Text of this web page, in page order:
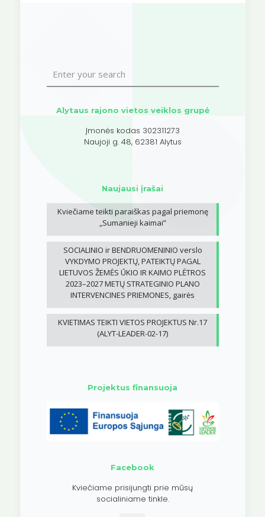
Alytaus rajono vietos veiklos grupė
Įmonės kodas 302311273
Naujoji g. 48, 62381 Alytus
Naujausi įrašai
Kviečiame teikti paraiškas pagal priemonę
„Sumanieji kaimai”
SOCIALINIO ir BENDRUOMENINIO verslo
VYKDYMO PROJEKTŲ, PATEIKTŲ PAGAL
LIETUVOS ŽEMĖS ŪKIO IR KAIMO PLĖTROS
2023–2027 METŲ STRATEGINIO PLANO
INTERVENCINES PRIEMONES, gairės
KVIETIMAS TEIKTI VIETOS PROJEKTUS Nr.17
(ALYT-LEADER-02-17)
Projektus finansuoja
Facebook
Kviečiame prisijungti prie mūsų
socialiniame tinkle.